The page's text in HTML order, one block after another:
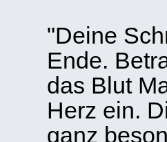
"Deine
Ende.
das Blut
Herz ein.
ganz